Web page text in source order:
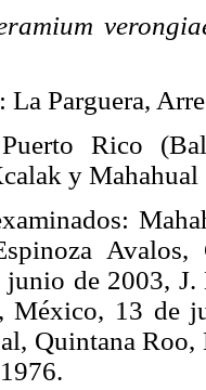
Parguera,
Rico
y Mahahual
de 2003,
México, 13 de
Quintana